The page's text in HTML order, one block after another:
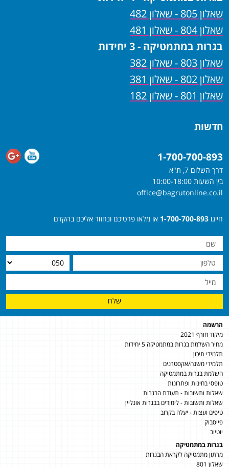
שאלון 805 - שאלון 482
שאלון 804 - שאלון 481
בגרות במתמטיקה - 3 יחידות
שאלון 803 - שאלון 382
שאלון 802 - שאלון 381
שאלון 801 - שאלון 182
חדשות
1-700-700-893
דרך השלום 7, ת"א
בין השעות 10:00-18:00
office@bagrutonline.co.il
חייגו 1-700-700-893 או מלאו פרטיכם ונחזור אליכם בהקדם
שלח
הרשמה
מיקוד חורף 2021
מחיר השלמת בגרות במתמטיקה 5 יחידות
תלמידי תיכון
תלמידי משנה/אקסטרנים
השלמת בגרות במתמטיקה
טופסי בחינות ופתרונות
שאלות ותשובות - תעודת הבגרות
שאלות ותשובות - לימודים בבגרות אונליין
טיפים ועצות - יעלה בקרוב
פייסבוק
יוטיוב
בגרות במתמטיקה
מרתון מתמטיקה לקראת הבגרות
שאלון 801